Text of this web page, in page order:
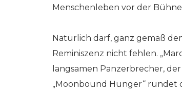
Menschenleben vor der
Natürlich darf, ganz gemäß
Reminiszenz nicht fehlen.
langsamen Panzerbrecher,
„Moonbound Hunger“ rundet